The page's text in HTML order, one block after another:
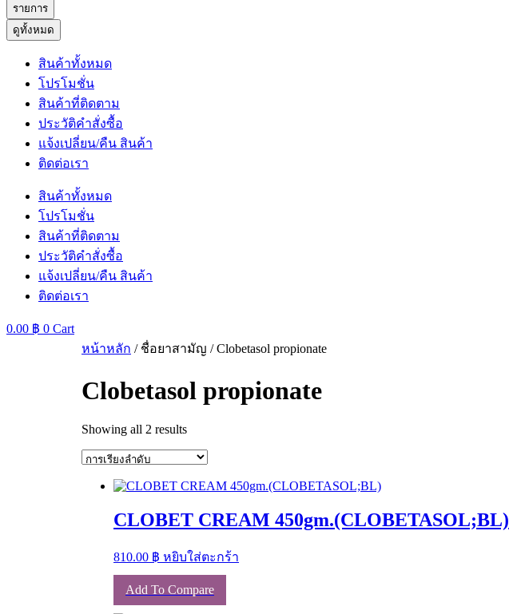
รายการ
ดูทั้งหมด
สินค้าทั้งหมด
โปรโมชั่น
สินค้าที่ติดตาม
ประวัติคำสั่งซื้อ
แจ้งเปลี่ยน/คืน สินค้า
ติดต่อเรา
สินค้าทั้งหมด
โปรโมชั่น
สินค้าที่ติดตาม
ประวัติคำสั่งซื้อ
แจ้งเปลี่ยน/คืน สินค้า
ติดต่อเรา
0.00 ฿ 0 Cart
หน้าหลัก / ชื่อยาสามัญ / Clobetasol propionate
Clobetasol propionate
Showing all 2 results
CLOBET CREAM 450gm.(CLOBETASOL;BL)
810.00 ฿ หยิบใส่ตะกร้า
Add To Compare